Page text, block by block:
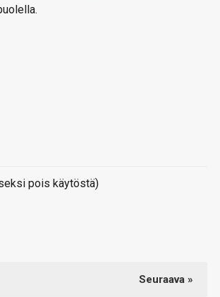
pois käytöstä)
Seuraava »